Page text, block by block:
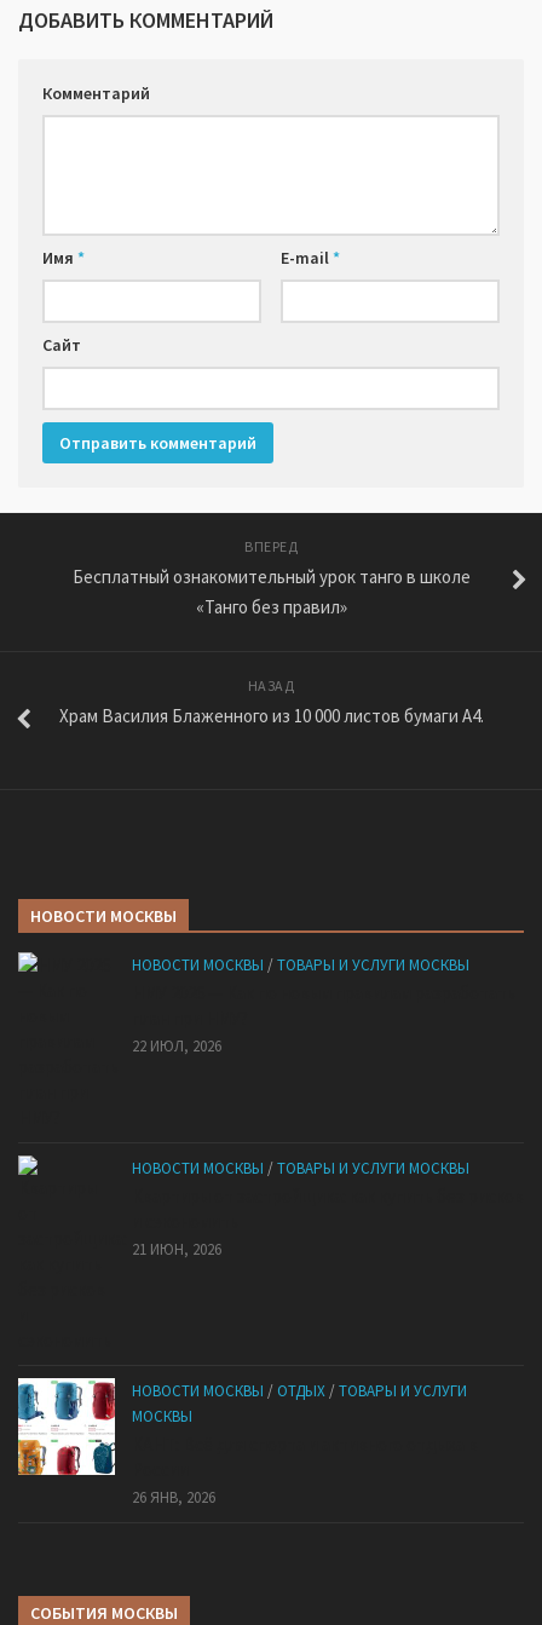
ДОБАВИТЬ КОММЕНТАРИЙ
Комментарий
Имя * E-mail*
Сайт
ВПЕРЕД
Бесплатный ознакомительный урок танго в школе
«Танго без правил»
НАЗАД
Храм Василия Блаженного из 10 000 листов бумаги A4.
НОВОСТИ МОСКВЫ
НОВОСТИ МОСКВЫ /ТОВАРЫ И УСЛУГИ МОСКВЫ
22 ИЮЛ, 2026
НОВОСТИ МОСКВЫ /ТОВАРЫ И УСЛУГИ МОСКВЫ
21 ИЮН, 2026
НОВОСТИ МОСКВЫ / ОТДЫХ /ТОВАРЫ И УСЛУГИ
МОСКВЫ
26 ЯНВ, 2026
СОБЫТИЯ МОСКВЫ